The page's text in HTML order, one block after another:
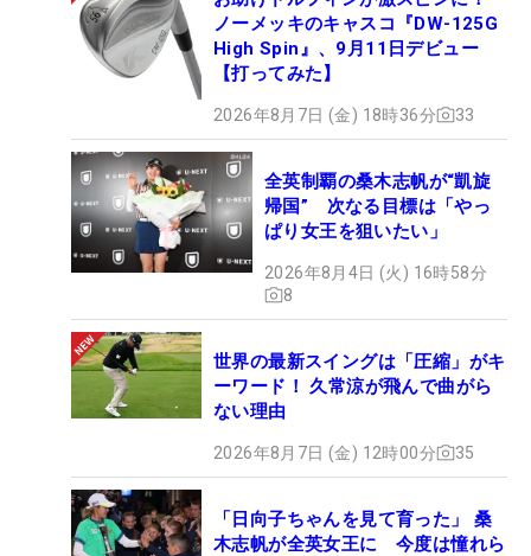
ノーメッキのキャスコ『DW-125G
High Spin』、9月11日デビュー
【打ってみた】
2026年8月7日 (金) 18時36分 33
全英制覇の桑木志帆が“凱旋
帰国” 次なる目標は「やっ
ぱり女王を狙いたい」
2026年8月4日 (火) 16時58分
8
世界の最新スイングは「圧縮」がキ
ーワード！ 久常涼が飛んで曲がら
ない理由
2026年8月7日 (金) 12時00分 35
「日向子ちゃんを見て育った」 桑
木志帆が全英女王に 今度は憧れら